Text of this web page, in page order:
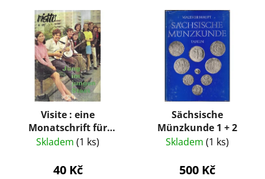
Visite : eine
Monatschrift für
Besucher in der DDR -
Skladem (1 ks)
40 Kč
Sächsische
Münzkunde 1 + 2
Skladem (1 ks)
500 Kč